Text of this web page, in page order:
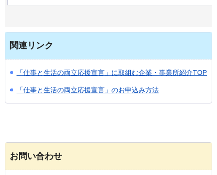
関連リンク
「仕事と生活の両立応援宣言」に取組む企業・事業所紹介TOP
「仕事と生活の両立応援宣言」のお申込み方法
お問い合わせ